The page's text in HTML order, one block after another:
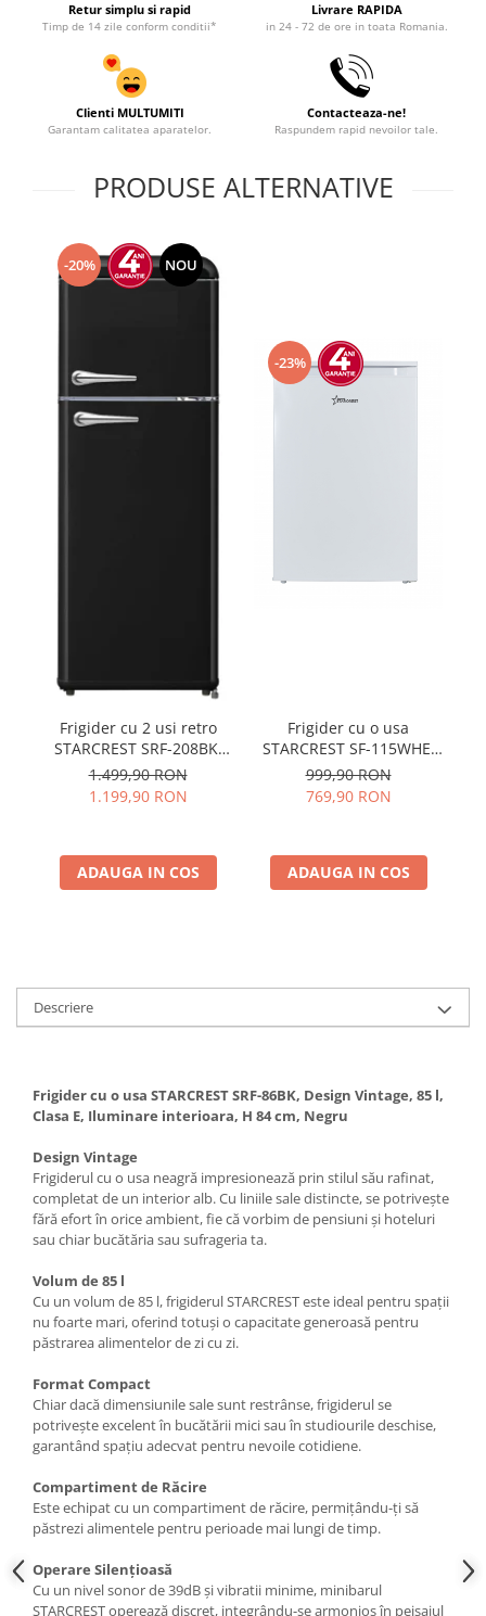
Retur simplu si rapid
Timp de 14 zile conform conditii*
Livrare RAPIDA
in 24 - 72 de ore in toata Romania.
Clienti MULTUMITI
Garantam calitatea aparatelor.
Contacteaza-ne!
Raspundem rapid nevoilor tale.
PRODUSE ALTERNATIVE
-20% NOU
Frigider cu 2 usi retro
STARCREST SRF-208BK,
208 L, Clasa E, Design
Vintage, Iluminare LED,
1.499,90 RON
1.199,90 RON
ADAUGA IN COS
-23%
Frigider cu o usa
STARCREST SF-115WHE,
Clasa E, Capacitate 115L,
Iluminare interioara, H
999,90 RON
769,90 RON
ADAUGA IN COS
Descriere
Frigider cu o usa STARCREST SRF-86BK, Design Vintage, 85 l,
Clasa E, Iluminare interioara, H 84 cm, Negru
Design Vintage
Frigiderul cu o usa neagră impresionează prin stilul său rafinat,
completat de un interior alb. Cu liniile sale distincte, se potrivește
fără efort în orice ambient, fie că vorbim de pensiuni și hoteluri
sau chiar bucătăria sau sufrageria ta.
Volum de 85 l
Cu un volum de 85 l, frigiderul STARCREST este ideal pentru spații
nu foarte mari, oferind totuși o capacitate generoasă pentru
păstrarea alimentelor de zi cu zi.
Format Compact
Chiar dacă dimensiunile sale sunt restrânse, frigiderul se
potrivește excelent în bucătării mici sau în studiourile deschise,
garantând spațiu adecvat pentru nevoile cotidiene.
Compartiment de Răcire
Este echipat cu un compartiment de răcire, permițându-ți să
păstrezi alimentele pentru perioade mai lungi de timp.
Operare Silențioasă
Cu un nivel sonor de 39dB și vibratii minime, minibarul
STARCREST operează discret, integrându-se armonios în peisajul